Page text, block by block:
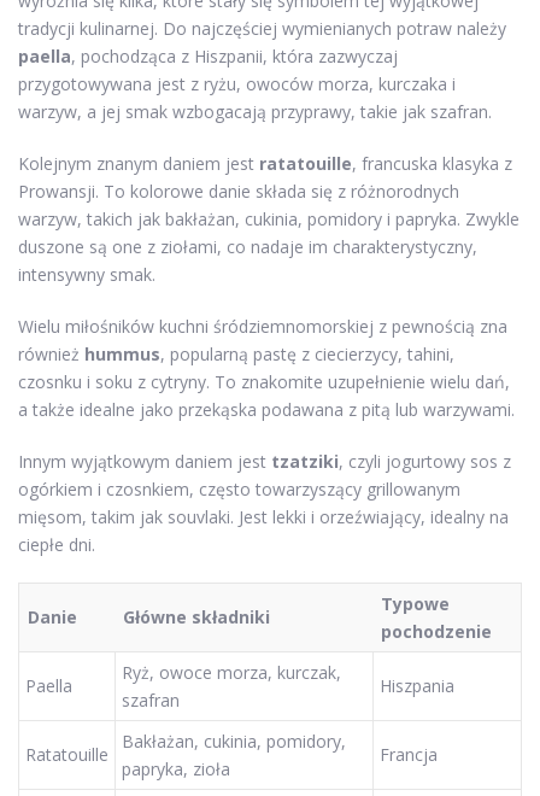
tradycji kulinarnej. Do najczęściej wymienianych potraw należy
paella, pochodząca z Hiszpanii, która zazwyczaj
przygotowywana jest z ryżu, owoców morza, kurczaka i
warzyw, a jej smak wzbogacają przyprawy, takie jak szafran.
Kolejnym znanym daniem jest ratatouille, francuska klasyka z
Prowansji. To kolorowe danie składa się z różnorodnych
warzyw, takich jak bakłażan, cukinia, pomidory i papryka. Zwykle
duszone są one z ziołami, co nadaje im charakterystyczny,
intensywny smak.
Wielu miłośników kuchni śródziemnomorskiej z pewnością zna
również hummus, popularną pastę z ciecierzycy, tahini,
czosnku i soku z cytryny. To znakomite uzupełnienie wielu dań,
a także idealne jako przekąska podawana z pitą lub warzywami.
Innym wyjątkowym daniem jest tzatziki, czyli jogurtowy sos z
ogórkiem i czosnkiem, często towarzyszący grillowanym
mięsom, takim jak souvlaki. Jest lekki i orzeźwiający, idealny na
ciepłe dni.
Danie Główne składniki
Typowe
pochodzenie
Paella
Ryż, owoce morza, kurczak,
szafran
Hiszpania
Ratatouille
Bakłażan, cukinia, pomidory,
papryka, zioła
Francja